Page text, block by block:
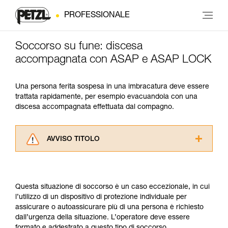
PROFESSIONALE
Soccorso su fune: discesa
accompagnata con ASAP e ASAP LOCK
Una persona ferita sospesa in una imbracatura deve essere
trattata rapidamente, per esempio evacuandola con una
discesa accompagnata effettuata dal compagno.
AVVISO TITOLO
informazioni dell’istruzione tecnica per poter
capire queste ulteriori informazioni.
La padronanza di queste tecniche richiede una
formazione ed un addestramento specifico.
Questa situazione di soccorso è un caso eccezionale, in cui
l’utilizzo di un dispositivo di protezione individuale per
assicurare o autoassicurare più di una persona è richiesto
dall’urgenza della situazione. L’operatore deve essere